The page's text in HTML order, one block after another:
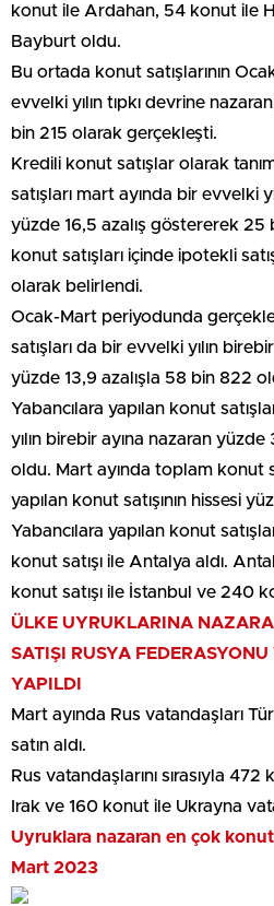
konut ile Ardahan, 54 konut ile
Bayburt oldu.
Bu ortada konut satışlarının
evvelki yılın tıpkı devrine
bin 215 olarak gerçekleşti.
Kredili konut satışlar olarak
satışları mart ayında bir evvelki
yüzde 16,5 azalış göstererek
konut satışları içinde ipotekli
olarak belirlendi.
Ocak-Mart periyodunda
satışları da bir evvelki yılın
yüzde 13,9 azalışla 58 bin 822
Yabancılara yapılan konut
yılın birebir ayına nazaran
oldu. Mart ayında toplam konut
yapılan konut satışının hissesi
Yabancılara yapılan konut
konut satışı ile Antalya aldı.
konut satışı ile İstanbul ve 240
ÜLKE UYRUKLARINA
SATIŞI RUSYA
YAPILDI
Mart ayında Rus vatandaşları
satın aldı.
Rus vatandaşlarını sırasıyla
Irak ve 160 konut ile Ukrayna
Uyruklara nazaran en çok konut
Mart 2023